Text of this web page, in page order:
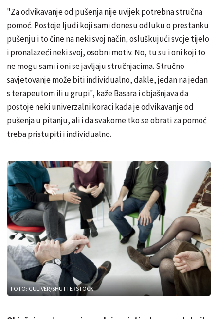
"Za odvikavanje od pušenja nije uvijek potrebna stručna
pomoć. Postoje ljudi koji sami donesu odluku o prestanku
pušenju i to čine na neki svoj način, osluškujući svoje tijelo
i pronalazeći neki svoj, osobni motiv. No, tu su i oni koji to
ne mogu sami i oni se javljaju stručnjacima. Stručno
savjetovanje može biti individualno, dakle, jedan na jedan
s terapeutom ili u grupi", kaže Basara i objašnjava da
postoje neki univerzalni koraci kada je odvikavanje od
pušenja u pitanju, ali i da svakome tko se obrati za pomoć
treba pristupiti i individualno.
FOTO: GULIVER/SHUTTERSTOCK